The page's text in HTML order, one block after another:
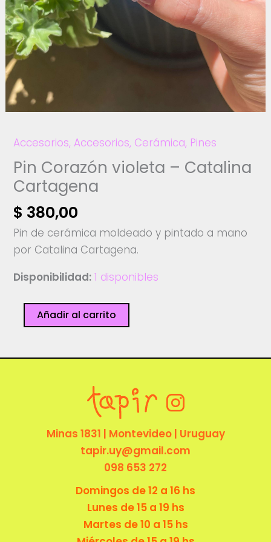
Accesorios,Accesorios, Cerámica, Pines
Pin Corazón violeta – Catalina
Cartagena
$ 380,00
Pin de cerámica moldeado y pintado a mano
por Catalina Cartagena.
Disponibilidad: 1 disponibles
Corazón
-
Añadir al carrito
Minas 1831 | Montevideo | Uruguay
tapir.uy@gmail.com
098 653 272
Domingos de 12 a 16 hs
Lunes de 15 a 19 hs
Martes de 10 a 15 hs